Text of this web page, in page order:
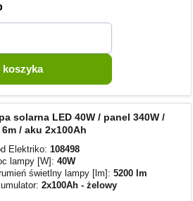
solarna LED 40W / panel 340W /
6m / aku 2x100Ah
Elektriko:108498
lampy [W]:40W
świetlny lampy [lm]:5200 lm
2x100Ah - żelowy